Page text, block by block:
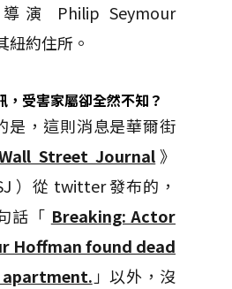
演 Philip Seymour
約住所。
受害家屬卻全然不知？
是，這則消息是華爾街
Street Journal》
）從 twitter 發布的，
話「 Breaking: Actor
Hoffman found dead
」以外，沒